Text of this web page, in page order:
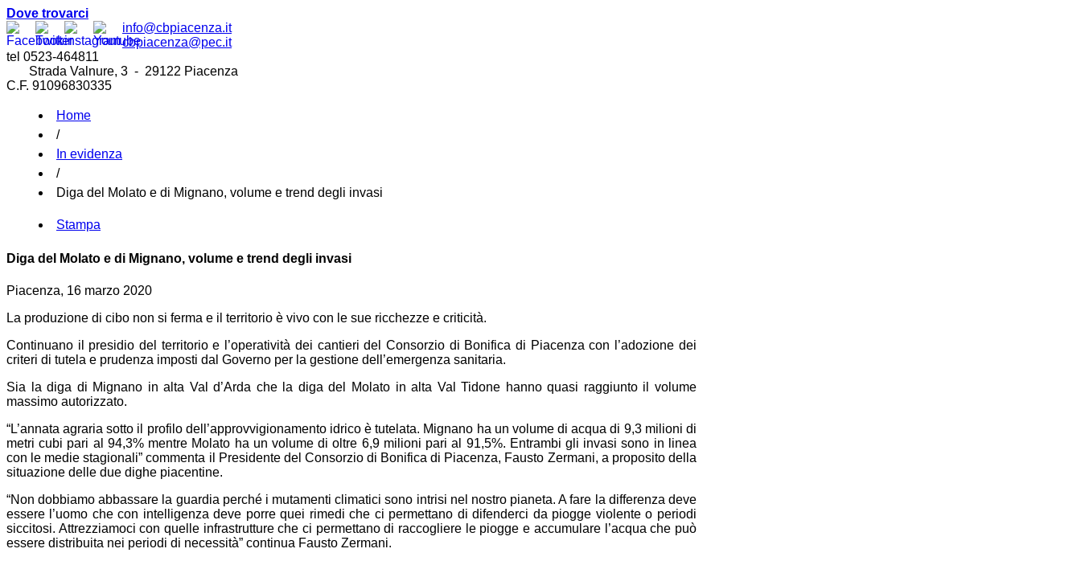
Dove trovarci
info@cbpiacenza.it
cbpiacenza@pec.it
tel 0523-464811
Strada Valnure, 3 - 29122 Piacenza
C.F. 91096830335
Home
/
In evidenza
/
Diga del Molato e di Mignano, volume e trend degli invasi
Stampa
Diga del Molato e di Mignano, volume e trend degli invasi
Piacenza, 16 marzo 2020
La produzione di cibo non si ferma e il territorio è vivo con le sue ricchezze e criticità.
Continuano il presidio del territorio e l’operatività dei cantieri del Consorzio di Bonifica di Piacenza con l’adozione dei
criteri di tutela e prudenza imposti dal Governo per la gestione dell’emergenza sanitaria.
Sia la diga di Mignano in alta Val d’Arda che la diga del Molato in alta Val Tidone hanno quasi raggiunto il volume
massimo autorizzato.
“L’annata agraria sotto il profilo dell’approvvigionamento idrico è tutelata. Mignano ha un volume di acqua di 9,3 milioni di
metri cubi pari al 94,3% mentre Molato ha un volume di oltre 6,9 milioni pari al 91,5%. Entrambi gli invasi sono in linea
con le medie stagionali” commenta il Presidente del Consorzio di Bonifica di Piacenza, Fausto Zermani, a proposito della
situazione delle due dighe piacentine.
“Non dobbiamo abbassare la guardia perché i mutamenti climatici sono intrisi nel nostro pianeta. A fare la differenza deve
essere l’uomo che con intelligenza deve porre quei rimedi che ci permettano di difenderci da piogge violente o periodi
siccitosi. Attrezziamoci con quelle infrastrutture che ci permettano di raccogliere le piogge e accumulare l’acqua che può
essere distribuita nei periodi di necessità” continua Fausto Zermani.